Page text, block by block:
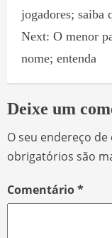
jogadores; saiba
Next: O menor
nome; entenda
Deixe um
O seu endereço
obrigatórios são
Comentário*